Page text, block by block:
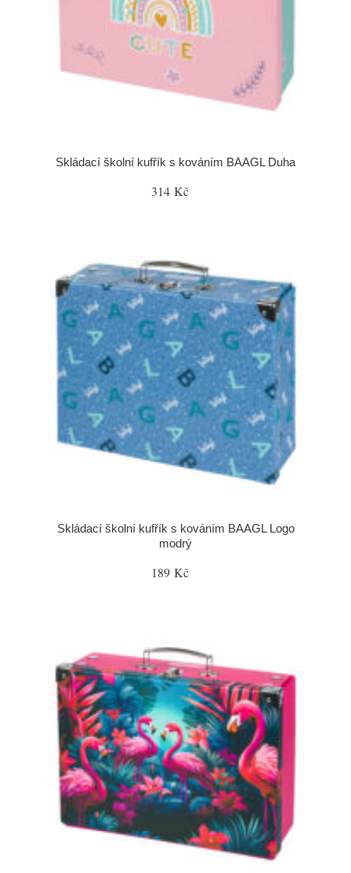
Skládací školní kufřík s kováním BAAGL Duha
314 Kč
Skládací školní kufřík s kováním BAAGL Logo
modrý
189 Kč